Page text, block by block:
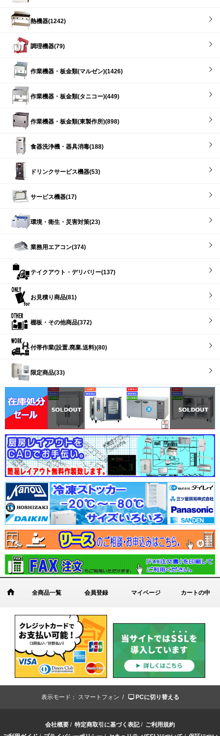
熱機器(1242)
調理機器(79)
作業機器・板金類(マルゼン)(1426)
作業機器・板金類(タニコー)(449)
作業機器・板金類(東製作所)(898)
食器洗浄機・器具消毒(188)
ドリンクサービス機器(53)
サービス機器(17)
環境・衛生・災害対策(23)
業務用エアコン(374)
テイクアウト・デリバリー(137)
お見積り商品(81)
棚板・その他商品(372)
付帯作業(設置.廃棄.送料)(80)
限定商品(33)
全商品一覧 会員登録 マイページ カートの中
表示モード： スマートフォン / PCに切り替える
会社概要 / 特定商取引に基づく表記/ ご利用規約